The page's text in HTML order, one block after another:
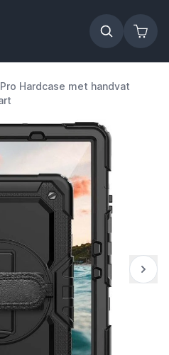
Hardcase met handvat